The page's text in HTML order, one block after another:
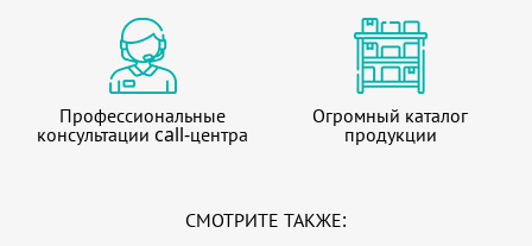
Профессиональные
консультации call-центра
Огромный каталог
продукции
СМОТРИТЕ ТАКЖЕ: